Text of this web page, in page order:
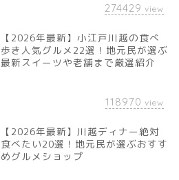
274429 view
【2026年最新】小江戸川越の食べ
歩き人気グルメ22選！地元民が選ぶ
最新スイーツや老舗まで厳選紹介
118970 view
【2026年最新】川越ディナー絶対
食べたい20選！地元民が選ぶおすす
めグルメショップ